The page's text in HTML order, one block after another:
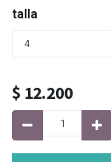
talla
$ 12.200